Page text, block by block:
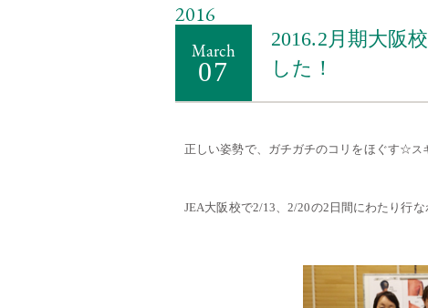
2016
March
07
2016.2月期大阪
した！
正しい姿勢で、ガチガチのコリをほぐす☆ス
JEA大阪校で2/13、2/20の2日間にわたり行